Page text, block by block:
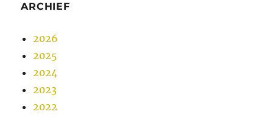
ARCHIEF
2026
2025
2024
2023
2022